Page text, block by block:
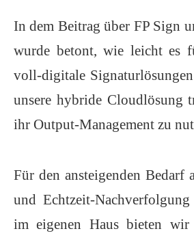
In dem Beitrag über FP Sign
wurde betont, wie leicht es
voll-digitale
unsere hybride Cloudlösung
ihr Output-Management zu
Für den ansteigenden Bedarf
und Echtzeit-
im eigenen Haus bieten wir